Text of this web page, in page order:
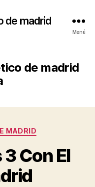
de madrid
Menú
de madrid
MADRID
Con El